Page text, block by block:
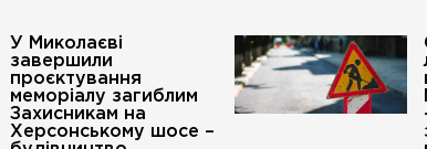
У Миколаєві
завершили
проєктування
меморіалу загиблим
Захисникам на
Херсонському шосе –